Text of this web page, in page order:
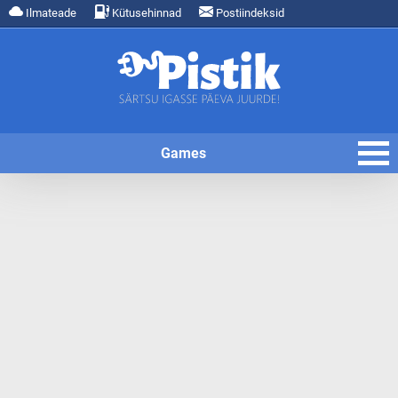
Ilmateade Kütusehinnad Postiindeksid
Games